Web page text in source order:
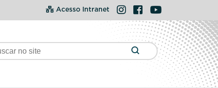
Acesso Intranet Instagram
FacebookYouTube